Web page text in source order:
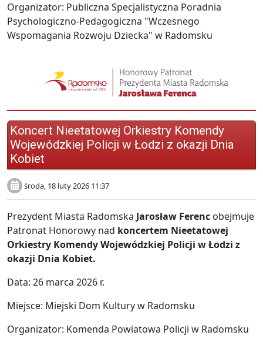
Organizator: Publiczna Specjalistyczna Poradnia
Psychologiczno-Pedagogiczna "Wczesnego
Wspomagania Rozwoju Dziecka" w Radomsku
Koncert Nieetatowej Orkiestry Komendy
Wojewódzkiej Policji w Łodzi z okazji Dnia
Kobiet
środa, 18 luty 2026 11:37
Prezydent Miasta Radomska Jarosław Ferenc obejmuje
Patronat Honorowy nad koncertem Nieetatowej
Orkiestry Komendy Wojewódzkiej Policji w Łodzi z
okazji Dnia Kobiet.
Data: 26 marca 2026 r.
Miejsce: Miejski Dom Kultury w Radomsku
Organizator: Komenda Powiatowa Policji w Radomsku